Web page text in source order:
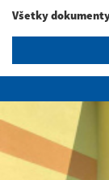
Všetky